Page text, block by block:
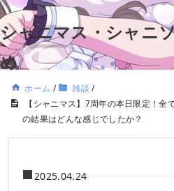
シャニマス・シャニ
め
ホーム / 雑談 /
【シャニマス】7周年の本日限定！全
の結果はどんな感じでしたか？
2025.04.24